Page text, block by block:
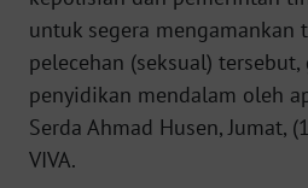
untuk segera mengamankan
pelecehan (seksual)
penyidikan mendalam oleh
Serda Ahmad Husen, Jumat,
VIVA.
DISCLAIMER
Wahana
News
Regional